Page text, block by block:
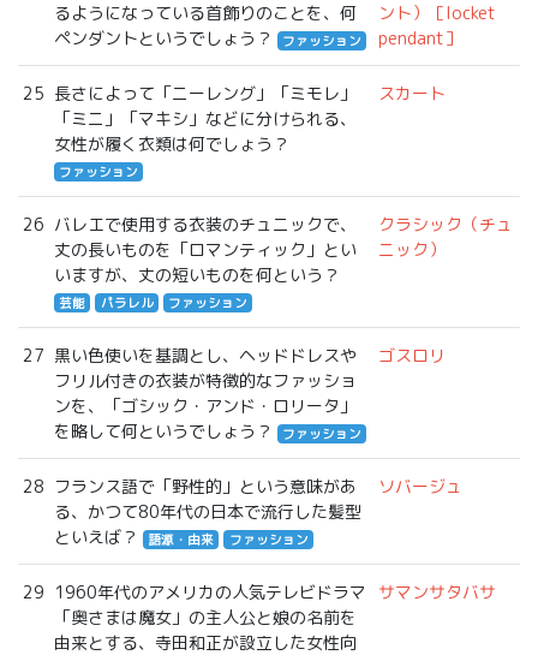
るようになっている首飾りのことを、何
ペンダントというでしょう？
ファッション
ント）［locket
pendant］
25 長さによって「ニーレング」「ミモレ」
「ミニ」「マキシ」などに分けられる、
女性が履く衣類は何でしょう？
ファッション
スカート
26 バレエで使用する衣装のチュニックで、
丈の長いものを「ロマンティック」とい
いますが、丈の短いものを何という？
芸能 パラレル ファッション
クラシック（チュ
ニック）
27 黒い色使いを基調とし、ヘッドドレスや
フリル付きの衣装が特徴的なファッショ
ンを、「ゴシック・アンド・ロリータ」
を略して何というでしょう？
ファッション
ゴスロリ
28 フランス語で「野性的」という意味があ
る、かつて80年代の日本で流行した髪型
といえば？
語源・由来 ファッション
ソバージュ
29 1960年代のアメリカの人気テレビドラマ
「奥さまは魔女」の主人公と娘の名前を
由来とする、寺田和正が設立した女性向
サマンサタバサ